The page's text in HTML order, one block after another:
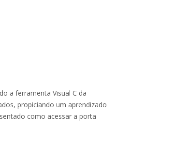
a ferramenta Visual C da
propiciando um aprendizado
como acessar a porta